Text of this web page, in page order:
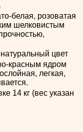
белая, розоватая
шелковистым
цвет
красным ядром
легкая,
14 кг (вес указан